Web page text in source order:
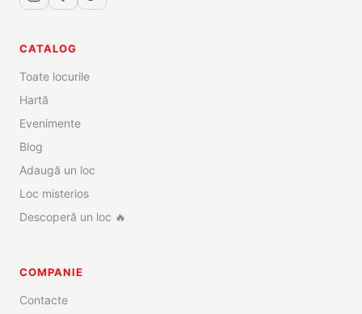
CATALOG
Toate locurile
Hartă
Evenimente
Blog
Adaugă un loc
Loc misterios
Descoperă un loc 🔥
COMPANIE
Contacte